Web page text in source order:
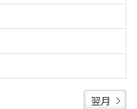
翌月